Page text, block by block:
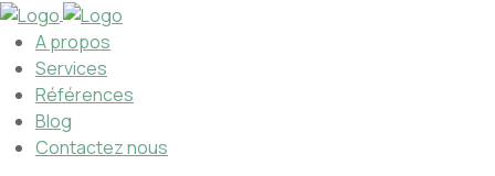
A propos
Services
Références
Blog
Contactez nous